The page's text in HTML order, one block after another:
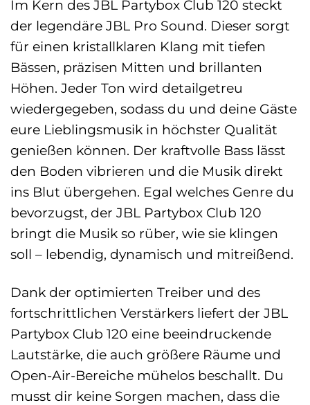
Im Kern des JBL Partybox Club 120 steckt
der legendäre JBL Pro Sound. Dieser sorgt
für einen kristallklaren Klang mit tiefen
Bässen, präzisen Mitten und brillanten
Höhen. Jeder Ton wird detailgetreu
wiedergegeben, sodass du und deine Gäste
eure Lieblingsmusik in höchster Qualität
genießen können. Der kraftvolle Bass lässt
den Boden vibrieren und die Musik direkt
ins Blut übergehen. Egal welches Genre du
bevorzugst, der JBL Partybox Club 120
bringt die Musik so rüber, wie sie klingen
soll – lebendig, dynamisch und mitreißend.
Dank der optimierten Treiber und des
fortschrittlichen Verstärkers liefert der JBL
Partybox Club 120 eine beeindruckende
Lautstärke, die auch größere Räume und
Open-Air-Bereiche mühelos beschallt. Du
musst dir keine Sorgen machen, dass die